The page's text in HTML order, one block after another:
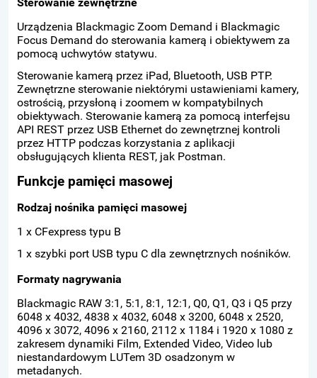
Urządzenia Blackmagic Zoom Demand i Blackmagic
Focus Demand do sterowania kamerą i obiektywem za
pomocą uchwytów statywu.
Sterowanie kamerą przez iPad, Bluetooth, USB PTP.
Zewnętrzne sterowanie niektórymi ustawieniami kamery,
ostrością, przysłoną i zoomem w kompatybilnych
obiektywach. Sterowanie kamerą za pomocą interfejsu
API REST przez USB Ethernet do zewnętrznej kontroli
przez HTTP podczas korzystania z aplikacji
obsługujących klienta REST, jak Postman.
Funkcje pamięci masowej
Rodzaj nośnika pamięci masowej
1 x CFexpress typu B
1 x szybki port USB typu C dla zewnętrznych nośników.
Formaty nagrywania
Blackmagic RAW 3:1, 5:1, 8:1, 12:1, Q0, Q1, Q3 i Q5 przy
6048 x 4032, 4838 x 4032, 6048 x 3200, 6048 x 2520,
4096 x 3072, 4096 x 2160, 2112 x 1184 i 1920 x 1080 z
zakresem dynamiki Film, Extended Video, Video lub
niestandardowym LUTem 3D osadzonym w
metadanych.